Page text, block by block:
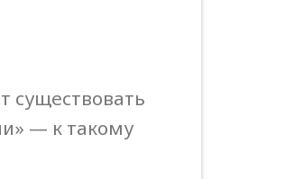
существовать
— к такому